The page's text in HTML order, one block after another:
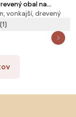
obal na
srdcom tmavý,
Český výrobok
vonkajší, drevený
(1)